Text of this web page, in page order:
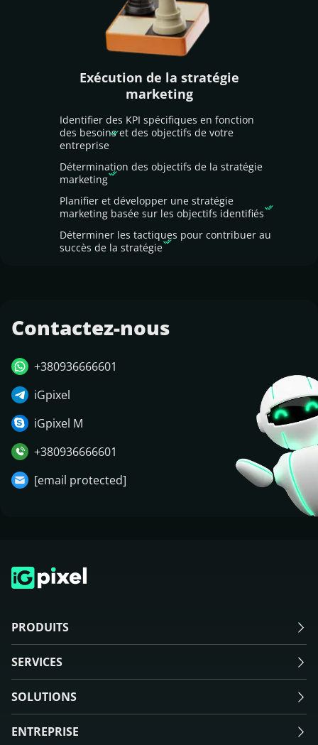
Exécution de la stratégie
marketing
Identifier des KPI spécifiques en fonction
des besoins et des objectifs de votre
entreprise
Détermination des objectifs de la stratégie
marketing
Planifier et développer une stratégie
marketing basée sur les objectifs identifiés
Déterminer les tactiques pour contribuer au
succès de la stratégie
Contactez-nous
+380936666601
iGpixel
iGpixel M
+380936666601
[email protected]
PRODUITS
SERVICES
SOLUTIONS
ENTREPRISE